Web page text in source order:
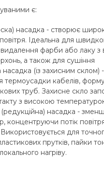
є:
насадка - створює
Ідеальна для
видалення фарби або лаку з
а також для сушіння
(із захисним склом) -
термоусадки кабелів,
труб. Захисне скло
з високою
насадка -
концентруючи потік
Використовується для
прутків, пайки
нагріву.